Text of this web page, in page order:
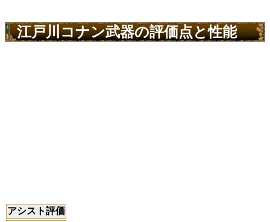
江戸川コナン武器の評価点と性能
アシスト評価